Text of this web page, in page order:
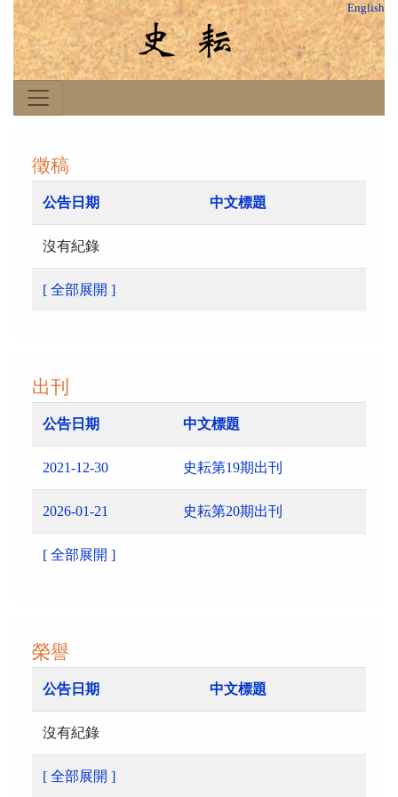
English
徵稿
公告日期 中文標題
沒有紀錄
[ 全部展開 ]
出刊
公告日期 中文標題
2021-12-30 史耘第19期出刊
2026-01-21 史耘第20期出刊
[ 全部展開 ]
榮譽
公告日期 中文標題
沒有紀錄
[ 全部展開 ]